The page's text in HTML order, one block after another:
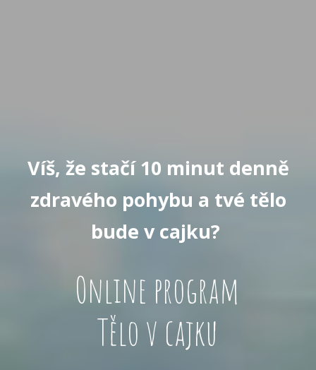
Víš, že stačí 10 minut denně
zdravého pohybu a tvé tělo
bude v cajku?
Online program
Tělo v cajku